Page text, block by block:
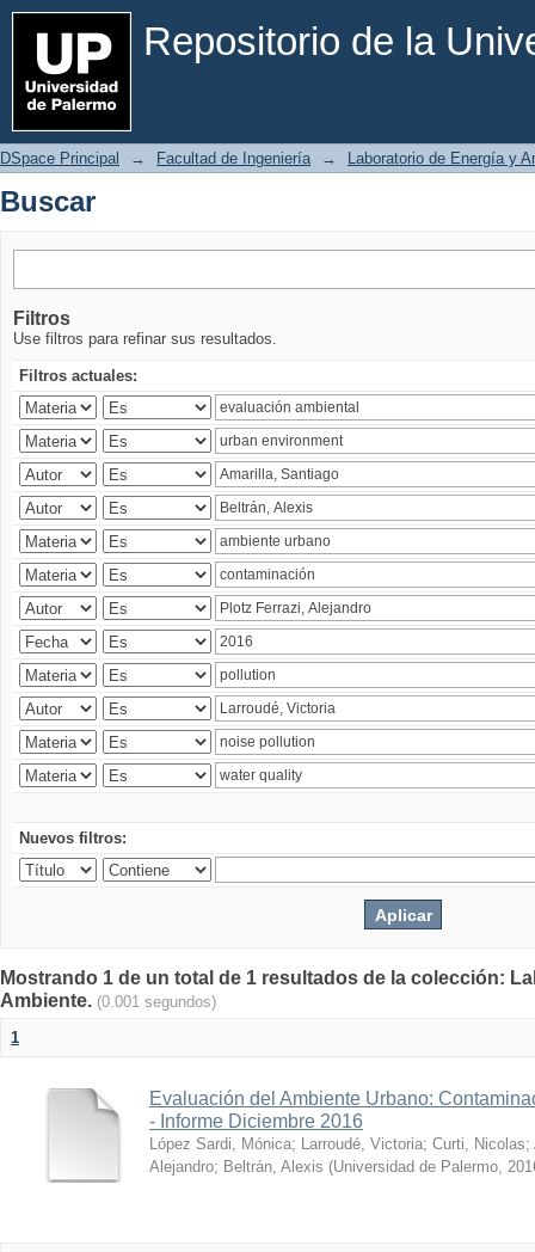
Repositorio de la
Buscar
DSpace Principal → Facultad de Ingeniería → Laboratorio de Energía y
Buscar
Filtros
Use filtros para refinar sus resultados.
Filtros actuales:
Nuevos filtros:
Mostrando 1 de un total de 1 resultados de la colección:
Ambiente. (0.001 segundos)
1
Evaluación del Ambiente Urbano:
- Informe Diciembre 2016
López Sardi, Mónica; Larroudé, Victoria; Curti, Nicolas;
Alejandro; Beltrán, Alexis (Universidad de Palermo,